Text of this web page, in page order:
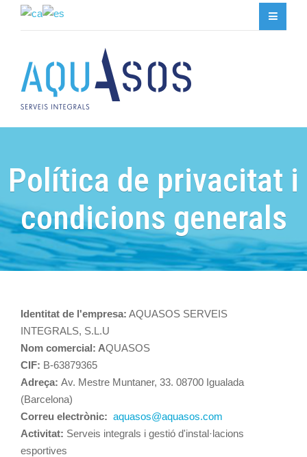
Política de privacitat i
condicions generals
Identitat de l'empresa: AQUASOS SERVEIS
INTEGRALS, S.L.U
Nom comercial: AQUASOS
CIF: B-63879365
Adreça: Av. Mestre Muntaner, 33. 08700 Igualada
(Barcelona)
Correu electrònic: aquasos@aquasos.com
Activitat: Serveis integrals i gestió d'instal·lacions
esportives